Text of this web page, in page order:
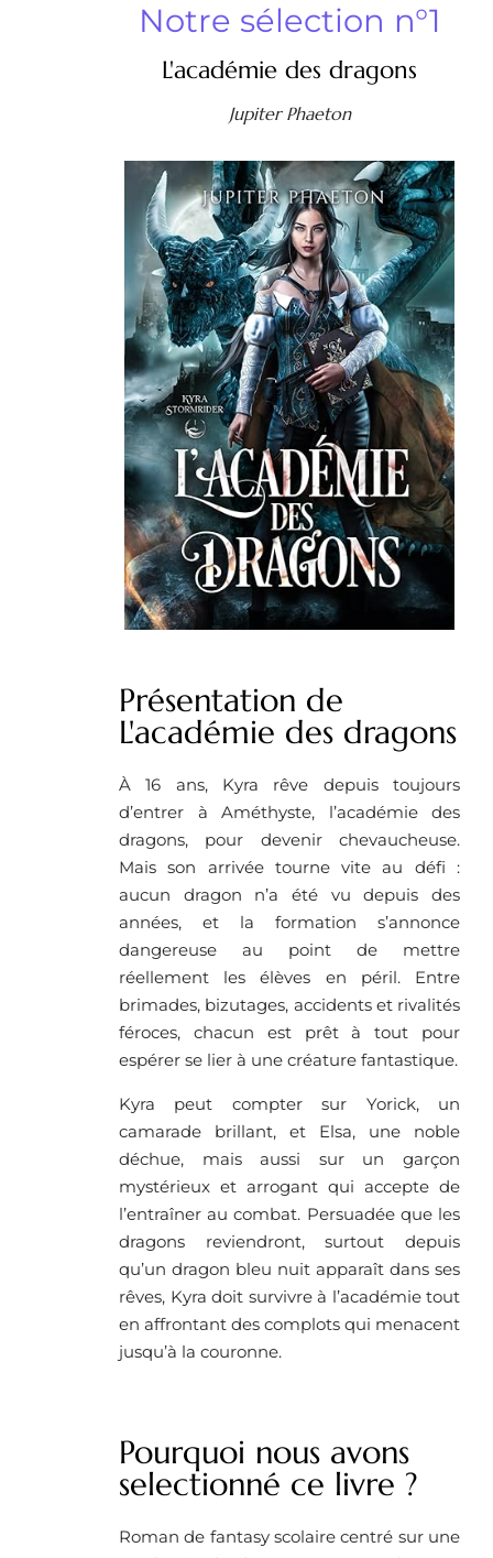
Notre sélection n°1
L'académie des dragons
Jupiter Phaeton
Présentation de
L'académie des dragons
À 16 ans, Kyra rêve depuis toujours
d’entrer à Améthyste, l’académie des
dragons, pour devenir chevaucheuse.
Mais son arrivée tourne vite au défi :
aucun dragon n’a été vu depuis des
années, et la formation s’annonce
dangereuse au point de mettre
réellement les élèves en péril. Entre
brimades, bizutages, accidents et rivalités
féroces, chacun est prêt à tout pour
espérer se lier à une créature fantastique.
Kyra peut compter sur Yorick, un
camarade brillant, et Elsa, une noble
déchue, mais aussi sur un garçon
mystérieux et arrogant qui accepte de
l’entraîner au combat. Persuadée que les
dragons reviendront, surtout depuis
qu’un dragon bleu nuit apparaît dans ses
rêves, Kyra doit survivre à l’académie tout
en affrontant des complots qui menacent
jusqu’à la couronne.
Pourquoi nous avons
selectionné ce livre ?
Roman de fantasy scolaire centré sur une